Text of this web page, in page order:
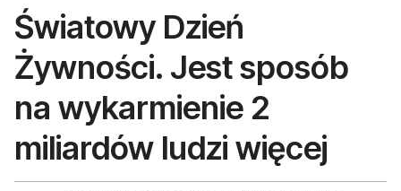
Światowy Dzień
Żywności. Jest sposób
na wykarmienie 2
miliardów ludzi więcej